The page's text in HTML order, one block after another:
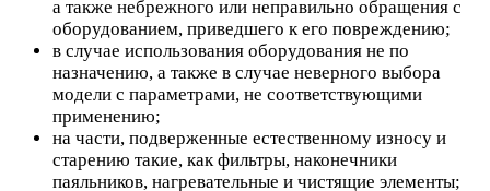
а также небрежного или неправильно обращения с
оборудованием, приведшего к его повреждению;
в случае использования оборудования не по
назначению, а также в случае неверного выбора
модели с параметрами, не соответствующими
применению;
на части, подверженные естественному износу и
старению такие, как фильтры, наконечники
паяльников, нагревательные и чистящие элементы;